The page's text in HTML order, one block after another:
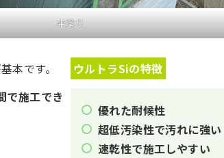
中塗り
本です。
で施工でき
ウルトラSiの特徴
優れた耐候性
超低汚染性で汚れに強い
速乾性で施工しやすい